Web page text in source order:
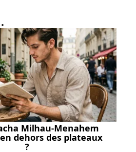
Milhau-Menahem
dehors des plateaux
?